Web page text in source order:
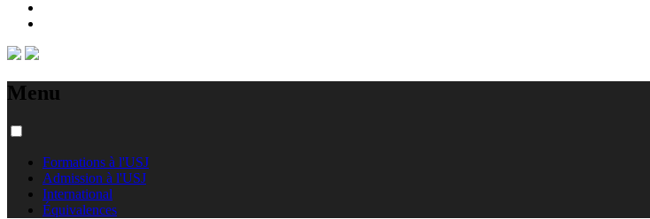
Menu
Formations à l'USJ
Admission à l'USJ
International
Équivalences